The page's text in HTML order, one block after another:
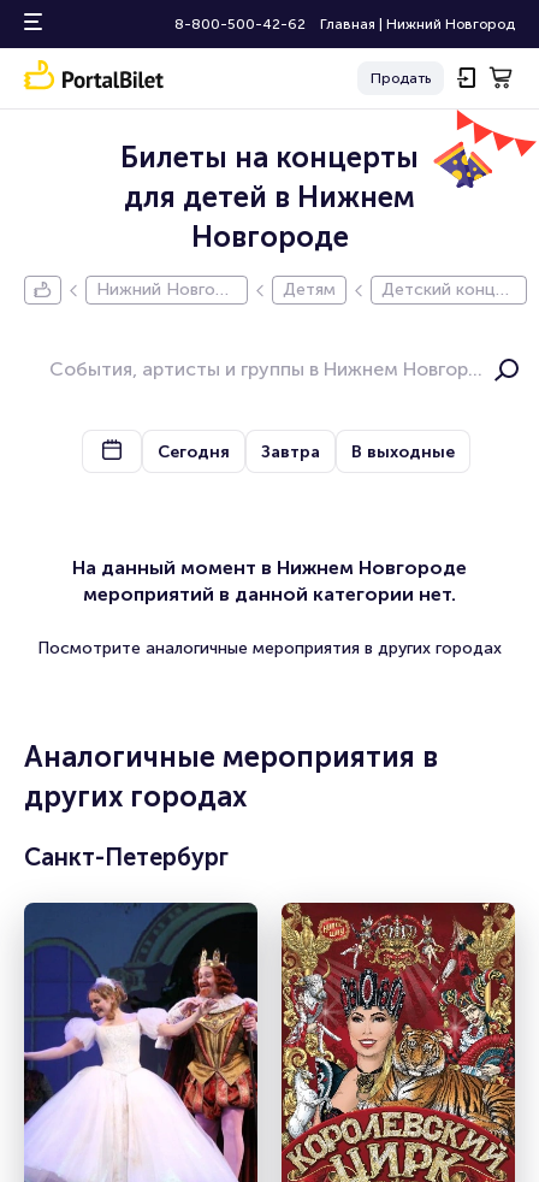
8-800-500-42-62 Главная Нижний Новгород
Продать
Билеты на концерты
для детей в Нижнем
Новгороде
Нижний Новгоро
Детям
Детский концер
Сегодня Завтра В выходные
На данный момент в Нижнем Новгороде
мероприятий в данной категории нет.
Посмотрите аналогичные мероприятия в других городах
Аналогичные мероприятия в
других городах
Санкт-Петербург